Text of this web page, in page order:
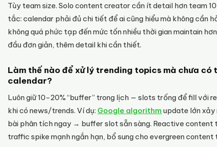
Tùy team size. Solo content creator cần ít detail hơn team 10
tắc: calendar phải đủ chi tiết để ai cũng hiểu mà không cần
không quá phức tạp đến mức tốn nhiều thời gian maintain
đầu đơn giản, thêm detail khi cần thiết.
Làm thế nào để xử lý trending topics mà chưa có
calendar?
Luôn giữ 10-20% “buffer” trong lịch — slots trống để fill với
khi có news/trends. Ví dụ: Google algorithm update lớn
bài phân tích ngay → buffer slot sẵn sàng. Reactive content
traffic spike mạnh ngắn hạn, bổ sung cho evergreen content